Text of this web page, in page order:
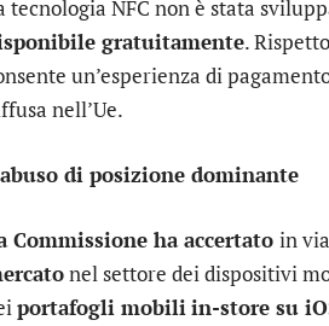
tecnologia NFC non è stata
gratuitamente.
un’esperienza di
nell’Ue.
di posizione dominante
Commissione ha accertato in
nel settore dei dispositivi
portafogli mobiliin-store su